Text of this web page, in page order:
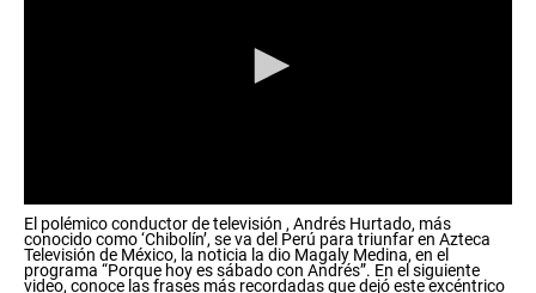
s
e
c
o
El polémico conductor de televisión , Andrés Hurtado, más
conocido como ‘Chibolín’, se va del Perú para triunfar en Azteca
Televisión de México, la noticia la dio Magaly Medina, en el
programa “Porque hoy es sábado con Andrés”. En el siguiente
video, conoce las frases más recordadas que dejó este excéntrico